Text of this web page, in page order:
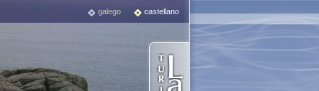
galego castellano